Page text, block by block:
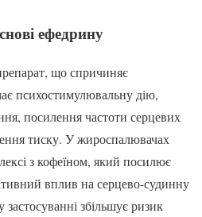
ефедрину
що спричиняє
психостимулювальну дію,
посилення частоти серцевих
тиску. У жироспалювачах
з кофеїном, який посилює
вплив на серцево-судинну
збільшує ризик